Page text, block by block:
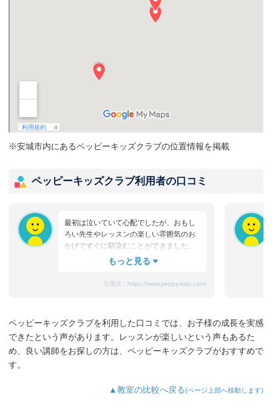
※安城市内にあるペッピーキッズクラブの位置情報を掲載
ペッピーキッズクラブ利用者の口コミ
最初は泣いていて心配でしたが、おもし
ろい先生やレッスンの楽しい雰囲気のお
かげですぐに馴染むことができました。
たまにママと離れるときに嫌がることも
れ、お迎えのときはいつも笑顔です。
3歳児を飽きさせない充実したレッスンだ
と思います。うちの子は特に歌やダンス
が好きなようで、よく「Hello～♪」と歌
ど、色んなものを英語で教えてくれるよ
うになり、英語が身についてきているの
引用元： https://www.peppy-kids.com/
ペッピーキッズクラブを利用した口コミでは、お子様の成長を実感
できたという声があります。レッスンが楽しいという声もあるた
め、良い講師をお探しの方は、ペッピーキッズクラブがおすすめで
す。
▲教室の比較へ戻る(ページ上部へ移動します)